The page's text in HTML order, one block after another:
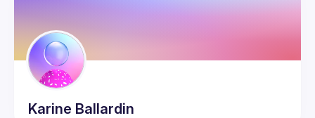
Karine Ballardin